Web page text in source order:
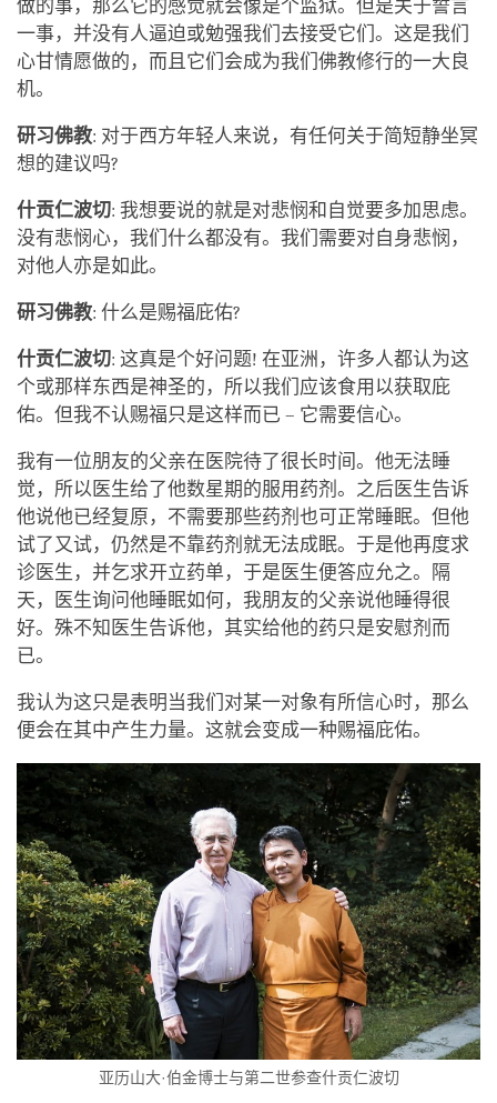
做的事，那么它的感觉就会像是个监狱。但是关于誓言
一事，并没有人逼迫或勉强我们去接受它们。这是我们
心甘情愿做的，而且它们会成为我们佛教修行的一大良
机。
研习佛教: 对于西方年轻人来说，有任何关于简短静坐冥
想的建议吗?
什贡仁波切: 我想要说的就是对悲悯和自觉要多加思虑。
没有悲悯心，我们什么都没有。我们需要对自身悲悯，
对他人亦是如此。
研习佛教: 什么是赐福庇佑?
什贡仁波切: 这真是个好问题! 在亚洲，许多人都认为这
个或那样东西是神圣的，所以我们应该食用以获取庇
佑。但我不认赐福只是这样而已 – 它需要信心。
我有一位朋友的父亲在医院待了很长时间。他无法睡
觉，所以医生给了他数星期的服用药剂。之后医生告诉
他说他已经复原，不需要那些药剂也可正常睡眠。但他
试了又试，仍然是不靠药剂就无法成眠。于是他再度求
诊医生，并乞求开立药单，于是医生便答应允之。隔
天，医生询问他睡眠如何，我朋友的父亲说他睡得很
好。殊不知医生告诉他，其实给他的药只是安慰剂而
已。
我认为这只是表明当我们对某一对象有所信心时，那么
便会在其中产生力量。这就会变成一种赐福庇佑。
亚历山大·伯金博士与第二世参查什贡仁波切